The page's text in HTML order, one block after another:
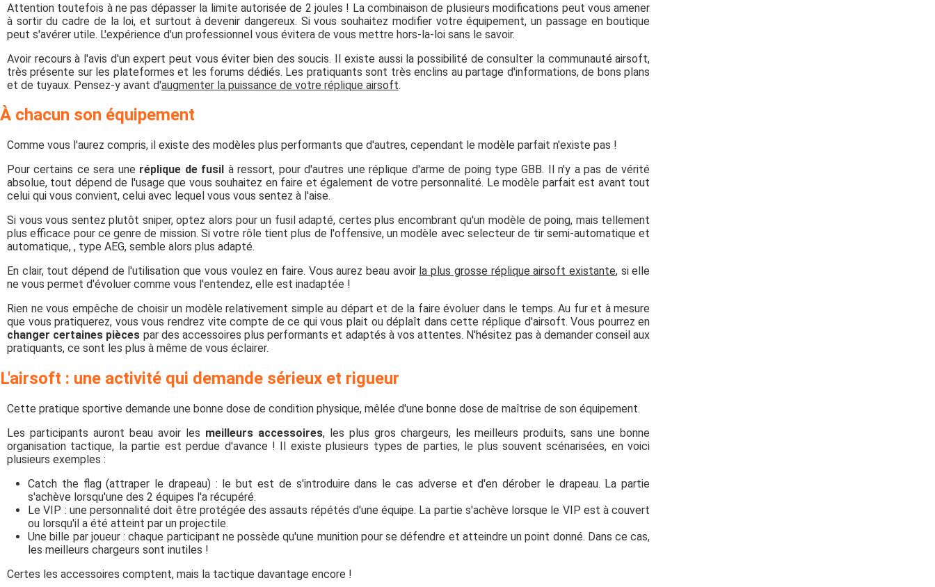
Attention toutefois à ne pas dépasser la limite autorisée de 2 joules ! La combinaison de plusieurs modifications peut vous amener
à sortir du cadre de la loi, et surtout à devenir dangereux. Si vous souhaitez modifier votre équipement, un passage en boutique
peut s'avérer utile. L'expérience d'un professionnel vous évitera de vous mettre hors-la-loi sans le savoir.
Avoir recours à l'avis d'un expert peut vous éviter bien des soucis. Il existe aussi la possibilité de consulter la communauté airsoft,
très présente sur les plateformes et les forums dédiés. Les pratiquants sont très enclins au partage d'informations, de bons plans
et de tuyaux. Pensez-y avant d'augmenter la puissance de votre réplique airsoft.
À chacun son équipement
Comme vous l'aurez compris, il existe des modèles plus performants que d'autres, cependant le modèle parfait n'existe pas !
Pour certains ce sera une réplique de fusil à ressort, pour d'autres une réplique d'arme de poing type GBB. Il n'y a pas de vérité
absolue, tout dépend de l'usage que vous souhaitez en faire et également de votre personnalité. Le modèle parfait est avant tout
celui qui vous convient, celui avec lequel vous vous sentez à l'aise.
Si vous vous sentez plutôt sniper, optez alors pour un fusil adapté, certes plus encombrant qu'un modèle de poing, mais tellement
plus efficace pour ce genre de mission. Si votre rôle tient plus de l'offensive, un modèle avec selecteur de tir semi-automatique et
automatique, , type AEG, semble alors plus adapté.
En clair, tout dépend de l'utilisation que vous voulez en faire. Vous aurez beau avoir la plus grosse réplique airsoft existante, si elle
ne vous permet d'évoluer comme vous l'entendez, elle est inadaptée !
Rien ne vous empêche de choisir un modèle relativement simple au départ et de la faire évoluer dans le temps. Au fur et à mesure
que vous pratiquerez, vous vous rendrez vite compte de ce qui vous plait ou déplaît dans cette réplique d'airsoft. Vous pourrez en
changer certaines pièces par des accessoires plus performants et adaptés à vos attentes. N'hésitez pas à demander conseil aux
pratiquants, ce sont les plus à même de vous éclairer.
L'airsoft : une activité qui demande sérieux et rigueur
Cette pratique sportive demande une bonne dose de condition physique, mêlée d'une bonne dose de maîtrise de son équipement.
Les participants auront beau avoir les meilleurs accessoires, les plus gros chargeurs, les meilleurs produits, sans une bonne
organisation tactique, la partie est perdue d'avance ! Il existe plusieurs types de parties, le plus souvent scénarisées, en voici
plusieurs exemples :
Catch the flag (attraper le drapeau) : le but est de s'introduire dans le cas adverse et d'en dérober le drapeau. La partie
s'achève lorsqu'une des 2 équipes l'a récupéré.
Le VIP : une personnalité doit être protégée des assauts répétés d'une équipe. La partie s'achève lorsque le VIP est à couvert
ou lorsqu'il a été atteint par un projectile.
Une bille par joueur : chaque participant ne possède qu'une munition pour se défendre et atteindre un point donné. Dans ce cas,
les meilleurs chargeurs sont inutiles !
Certes les accessoires comptent, mais la tactique davantage encore !